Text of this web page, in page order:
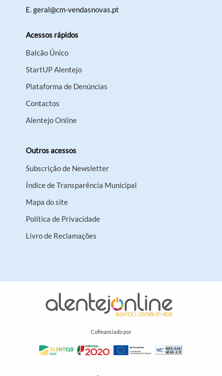
E.geral@cm-vendasnovas.pt
Acessos rápidos
Balcão Único
StartUP Alentejo
Plataforma de Denúncias
Contactos
Alentejo Online
Outros acessos
Subscrição de Newsletter
Índice de Transparência Municipal
Mapa do site
Política de Privacidade
Livro de Reclamações
Cofinanciado por